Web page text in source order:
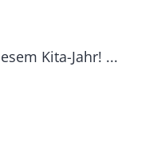
Kita-Jahr! ...